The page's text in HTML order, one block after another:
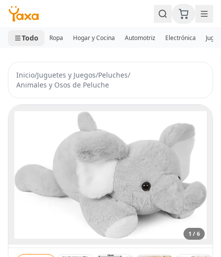
MINI CARRITO
0 productos
Todo Ropa Hogar y Cocina Automotriz Electrónica
Inicio/Juguetes y Juegos/Peluches/
Animales y Osos de Peluche
1 / 6